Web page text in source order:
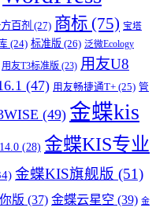
百剂 (27) 商标 (75) 宝塔
(24) 标准版 (26) 泛微Ecology
用友T3标准版 (23) 用友U8
(47) 用友畅捷通T+ (25) 管
(49) 金蝶kis
(28) 金蝶KIS专业
金蝶KIS旗舰版 (51)
版 (37) 金蝶云星空 (39) 金